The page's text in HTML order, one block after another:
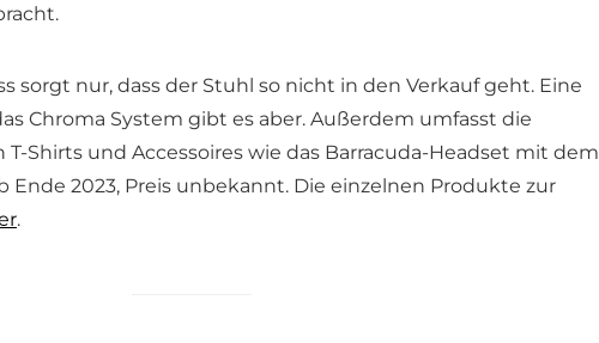
sorgt nur, dass der Stuhl so nicht in den Verkauf geht. Eine
Chroma System gibt es aber. Außerdem umfasst die
Shirts und Accessoires wie das Barracuda-Headset mit dem
Ende 2023, Preis unbekannt. Die einzelnen Produkte zur
.